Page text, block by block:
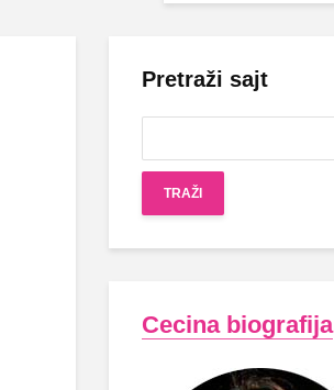
Pretraži sajt
Cecina biografija